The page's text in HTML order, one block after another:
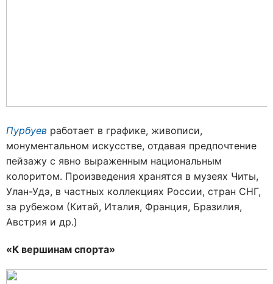
Пурбуев работает в графике, живописи,
монументальном искусстве, отдавая предпочтение
пейзажу с явно выраженным национальным
колоритом. Произведения хранятся в музеях Читы,
Улан-Удэ, в частных коллекциях России, стран СНГ,
за рубежом (Китай, Италия, Франция, Бразилия,
Австрия и др.)
«К вершинам спорта»